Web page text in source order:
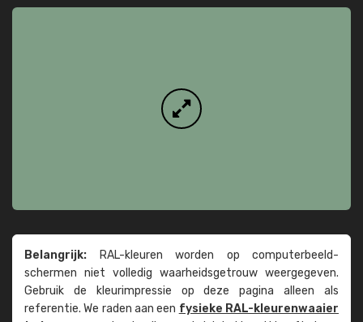
Belangrijk: RAL-kleuren worden op computer­beeld­
schermen niet volledig waarheids­­getrouw weer­gegeven.
Gebruik de kleur­impressie op deze pagina alleen als
referentie. We raden aan een fysieke RAL-kleuren­waaier